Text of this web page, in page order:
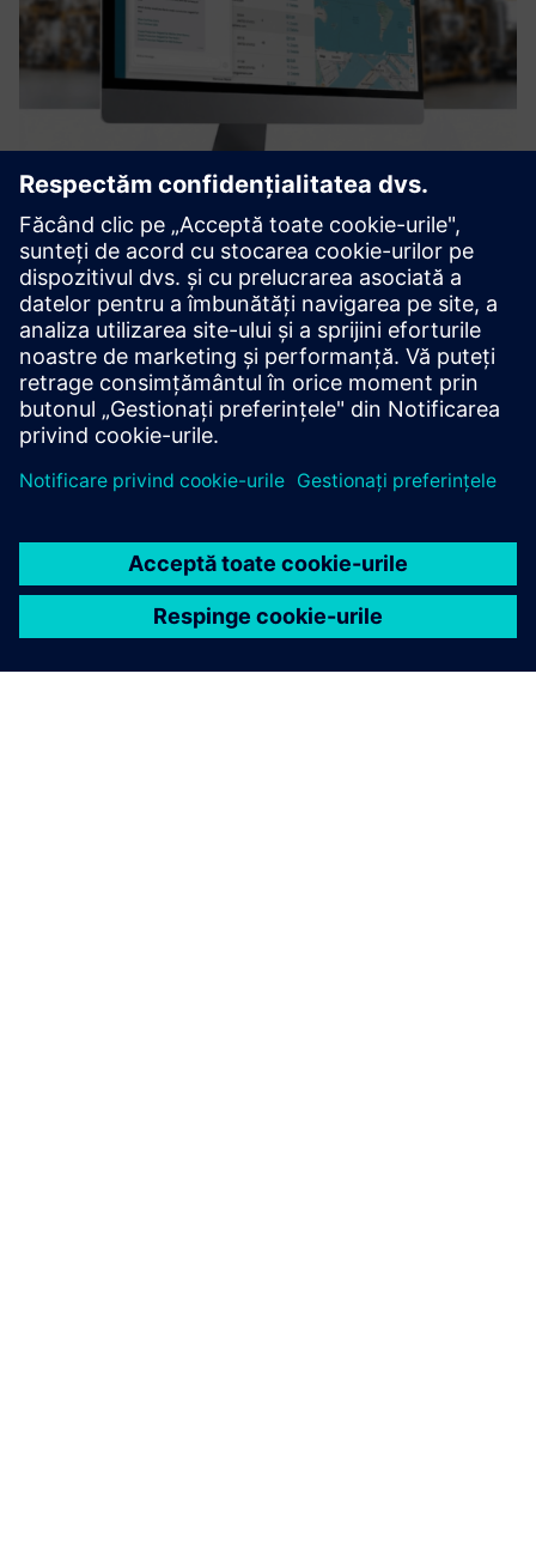
dimax.cloud
O platformă industrială de pionierat care reduce decalajul
dintre designul digital și producția fizică prin producția
distribuită. Permite companiilor să treacă de la modelele
tradiționale „make-to-stock” către o abordare mai rezi...
Aflați mai multe